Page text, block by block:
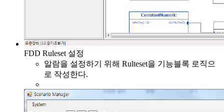
FDD Ruleset 설정
알람을 설정하기 위해 Rulteset을 기능블록 로직으
로 작성한다.